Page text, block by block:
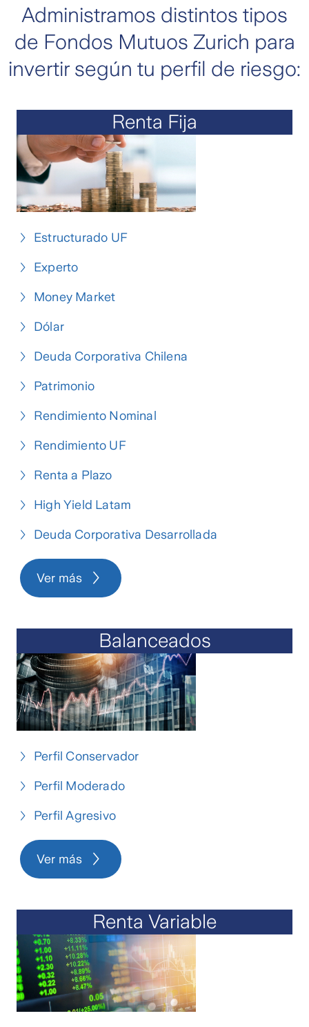
Administramos distintos tipos
de Fondos Mutuos Zurich para
invertir según tu perfil de riesgo:
Renta Fija
Estructurado UF
Experto
Money Market
Dólar
Deuda Corporativa Chilena
Patrimonio
Rendimiento Nominal
Rendimiento UF
Renta a Plazo
High Yield Latam
Deuda Corporativa Desarrollada
Ver más
Balanceados
Perfil Conservador
Perfil Moderado
Perfil Agresivo
Ver más
Renta Variable